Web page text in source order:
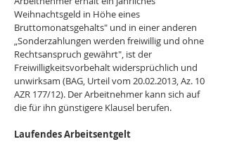
Weihnachtsgeld in Höhe eines
Bruttomonatsgehalts" und in einer anderen
„Sonderzahlungen werden freiwillig und ohne
Rechtsanspruch gewährt", ist der
Freiwilligkeitsvorbehalt widersprüchlich und
unwirksam (BAG, Urteil vom 20.02.2013, Az. 10
AZR 177/12). Der Arbeitnehmer kann sich auf
die für ihn günstigere Klausel berufen.
Laufendes Arbeitsentgelt